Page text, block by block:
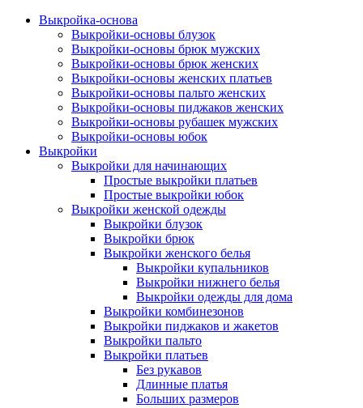
Выкройка-основа
Выкройки-основы блузок
Выкройки-основы брюк мужских
Выкройки-основы брюк женских
Выкройки-основы женских платьев
Выкройки-основы пальто женских
Выкройки-основы пиджаков женских
Выкройки-основы рубашек мужских
Выкройки-основы юбок
Выкройки
Выкройки для начинающих
Простые выкройки платьев
Простые выкройки юбок
Выкройки женской одежды
Выкройки блузок
Выкройки брюк
Выкройки женского белья
Выкройки купальников
Выкройки нижнего белья
Выкройки одежды для дома
Выкройки комбинезонов
Выкройки пиджаков и жакетов
Выкройки пальто
Выкройки платьев
Без рукавов
Длинные платья
Больших размеров